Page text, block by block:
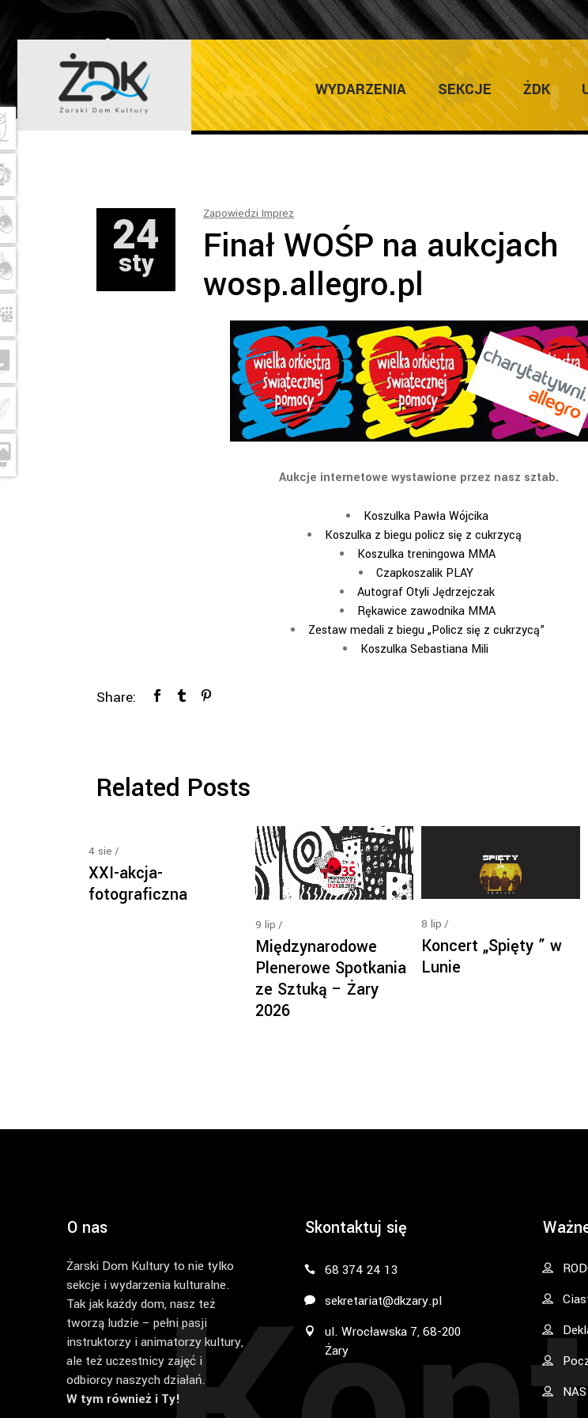
WYDARZENIA SEKCJE ŻDK
ŻARSKI DOM KULTURY
24
sty
Zapowiedzi Imprez
Finał WOŚP na aukcjach
wosp.allegro.pl
Aukcje internetowe wystawione przez nasz sztab.
Koszulka Pawła Wójcika
Koszulka z biegu policz się z cukrzycą
Koszulka treningowa MMA
Czapkoszalik PLAY
Autograf Otyli Jędrzejczak
Rękawice zawodnika MMA
Zestaw medali z biegu „Policz się z cukrzycą”
Koszulka Sebastiana Mili
Share:
Related Posts
4 sie
XXI-akcja-
fotograficzna
9 lip
Międzynarodowe
Plenerowe Spotkania
ze Sztuką – Żary
2026
8 lip
Koncert „Spięty ” w
Lunie
O nas
Żarski Dom Kultury to nie tylko
sekcje i wydarzenia kulturalne.
Tak jak każdy dom, nasz też
tworzą ludzie – pełni pasji
instruktorzy i animatorzy kultury,
ale też uczestnicy zajęć i
odbiorcy naszych działań.
W tym również i Ty!
Skontaktuj się
68 374 24 13
sekretariat@dkzary.pl
ul. Wrocławska 7, 68-200
Żary
NAS